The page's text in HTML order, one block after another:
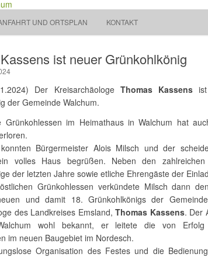
Gemeinde Walchum
UND ORTSPLAN KONTAKT
ist neuer Grünkohlkönig
Der Kreisarchäologe Thomas Kassens
der Gemeinde Walchum.
Grünkohlessen im Heimathaus in Walchum hat
Bürgermeister Alois Milsch und der
volles Haus begrüßen. Neben den
der letzten Jahre sowie etliche Ehrengäste der
Grünkohlessen verkündete Milsch dann
und damit 18. Grünkohlkönigs der
des Landkreises Emsland,Thomas Kassens. Der
wohl bekannt, er leitete die von Erfolg
im neuen Baugebiet im Nordesch.
Organisation des Festes und die